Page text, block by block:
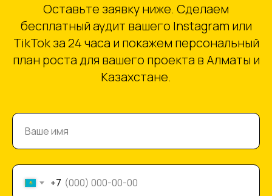
Оставьте заявку ниже. Сделаем
бесплатный аудит вашего Instagram или
TikTok за 24 часа и покажем персональный
план роста для вашего проекта в Алматы и
Казахстане.
+7